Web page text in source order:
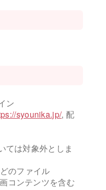
ン
syounika.jp/, 配
ては対象外としま
のファイル
コンテンツを含む